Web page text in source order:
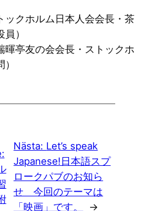
クホルム日本人会会長・茶
）
亭友の会会長・ストックホ
Nästa: Let’s speak
Japanese!日本語スプ
ロークパブのお知ら
せ 今回のテーマは
「映画」です。
→